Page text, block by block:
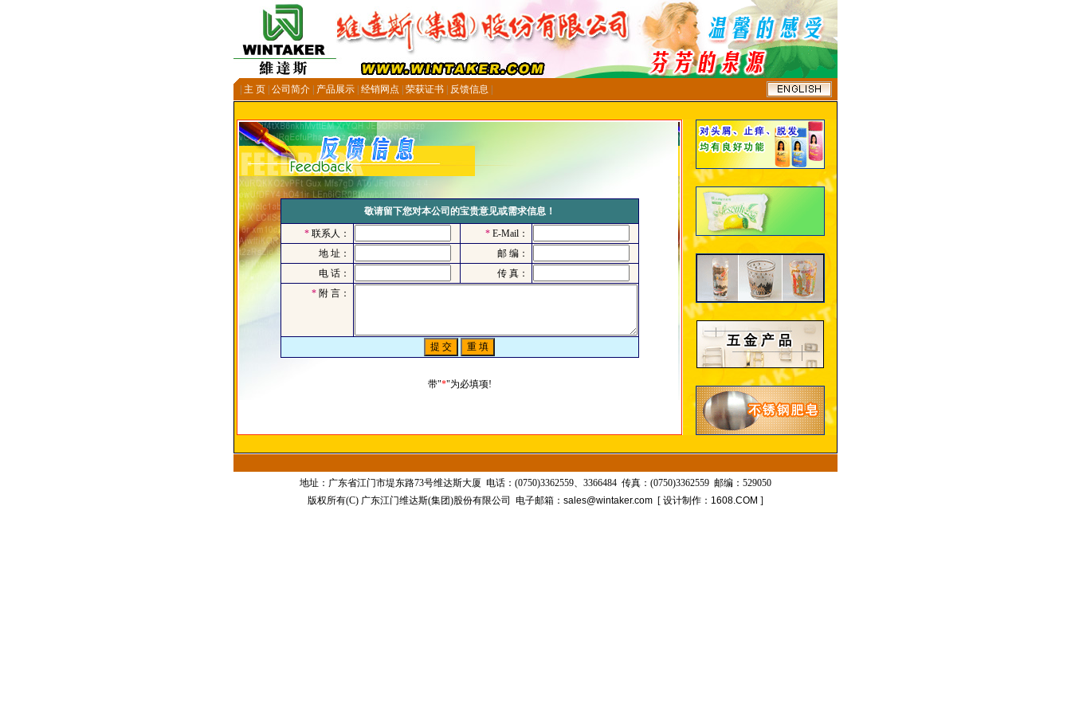
主 页 公司简介 产品展示 经销网点 荣获证书 反馈信息
敬请留下您对本公司的宝贵意见或需求信息！
*联系人： *E-Mail：
地 址：
邮 编：
电 话：
传 真：
*附 言：
带"*"为必填项!
地址：广东省江门市堤东路73号维达斯大厦 电话：(0750)3362559、3366484 传真：(0750)3362559 邮编：529050
版权所有(C) 广东江门维达斯(集团)股份有限公司 电子邮箱： sales@wintaker.com [ 设计制作： 1608.COM ]